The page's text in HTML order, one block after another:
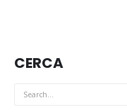
CERCA